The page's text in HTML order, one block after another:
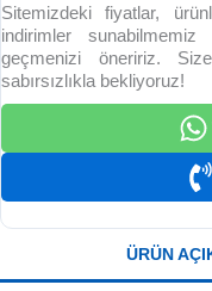
Sitemizdeki fiyatlar,
indirimler
geçmenizi öneririz.
sabırsızlıkla bekliyoruz!
ÜRÜN